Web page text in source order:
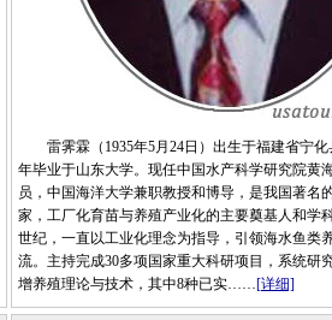
雷霁霖（1935年5月24日）出生于福建省宁化
年毕业于山东大学。现任中国水产科学研究院黄
员，中国海洋大学兼职教授和博导，是我国著名
家，工厂化育苗与养殖产业化的主要奠基人和学
世纪，一直以工业化理念为指导，引领海水鱼类
流。主持完成30多项国家重大科研项目，系统研
增养殖理论与技术，其中8种已实……[详细]